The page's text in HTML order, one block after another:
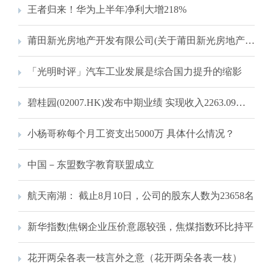
王者归来！华为上半年净利大增218%
莆田新光房地产开发有限公司(关于莆田新光房地产开发有限公司简述)
「光明时评」汽车工业发展是综合国力提升的缩影
碧桂园(02007.HK)发布中期业绩 实现收入2263.09亿元 同比增加39.38% 交付量高居行业榜首
小杨哥称每个月工资支出5000万 具体什么情况？
中国－东盟数字教育联盟成立
航天南湖： 截止8月10日，公司的股东人数为23658名
新华指数|焦钢企业压价意愿较强，焦煤指数环比持平
花开两朵各表一枝言外之意（花开两朵各表一枝）